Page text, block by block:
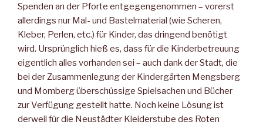
Spenden an der Pforte entgegengenommen – vorerst
allerdings nur Mal- und Bastelmaterial (wie Scheren,
Kleber, Perlen, etc.) für Kinder, das dringend benötigt
wird. Ursprünglich hieß es, dass für die Kinderbetreuung
eigentlich alles vorhanden sei – auch dank der Stadt, die
bei der Zusammenlegung der Kindergärten Mengsberg
und Momberg überschüssige Spielsachen und Bücher
zur Verfügung gestellt hatte. Noch keine Lösung ist
derweil für die Neustädter Kleiderstube des Roten